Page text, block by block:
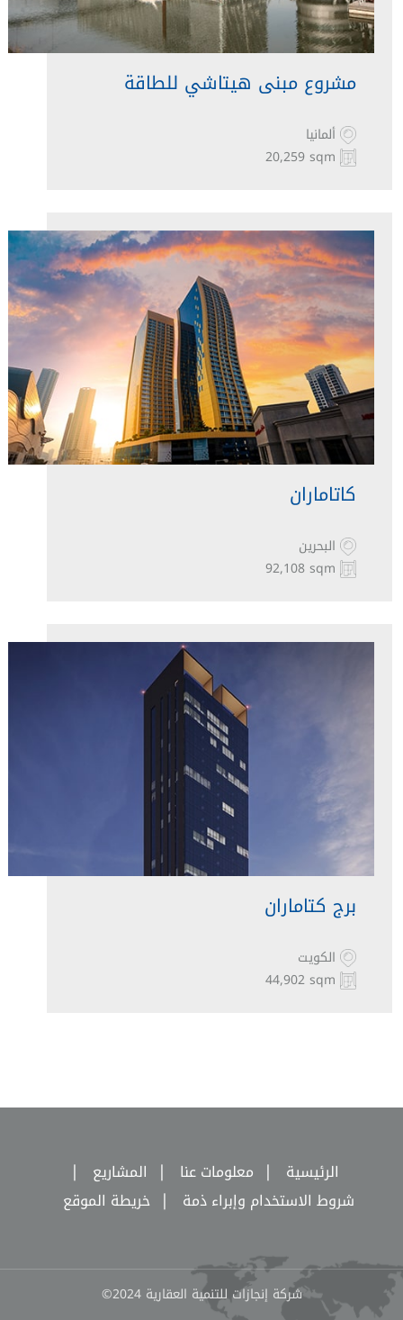
مشروع مبنى هيتاشي للطاقة
ألمانيا
20,259 sqm
كاتاماران
البحرين
92,108 sqm
برج كتاماران
الكويت
44,902 sqm
الرئيسية | معلومات عنا | المشاريع |
شروط الاستخدام وإبراء ذمة | خريطة الموقع
شركة إنجازات للتنمية العقارية 2024©